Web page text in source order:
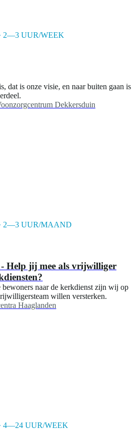
2—3 UUR/WEEK
dat is onze visie, en naar buiten gaan is
Dekkersduin
2—3 UUR/MAAND
Help jij mee als vrijwilliger
bewoners naar de kerkdienst zijn wij op
willen versterken.
Haaglanden
4—24 UUR/WEEK